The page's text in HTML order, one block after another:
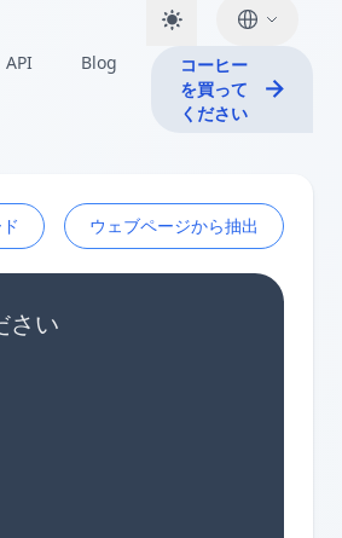
API Blog
コーヒー
を買って
ください
ウェブページから抽出
さい